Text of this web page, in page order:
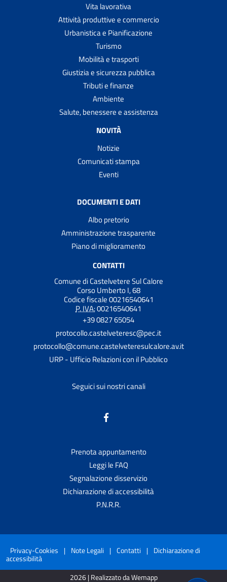
Vita lavorativa
Attività produttive e commercio
Urbanistica e Pianificazione
Turismo
Mobilità e trasporti
Giustizia e sicurezza pubblica
Tributi e finanze
Ambiente
Salute, benessere e assistenza
NOVITÀ
Notizie
Comunicati stampa
Eventi
DOCUMENTI E DATI
Albo pretorio
Amministrazione trasparente
Piano di miglioramento
CONTATTI
Comune di Castelvetere Sul Calore
Corso Umberto I, 68
Codice fiscale 00216540641
P. IVA:00216540641
+39 0827 65054
protocollo.castelveteresc@pec.it
protocollo@comune.castelveteresulcalore.av.it
URP - Ufficio Relazioni con il Pubblico
Seguici sui nostri canali
Prenota appuntamento
Leggi le FAQ
Segnalazione disservizio
Dichiarazione di accessibilità
P.N.R.R.
Privacy-Cookies | Note Legali | Contatti | Dichiarazione di
accessibilità
2026 | Realizzato da Wemapp